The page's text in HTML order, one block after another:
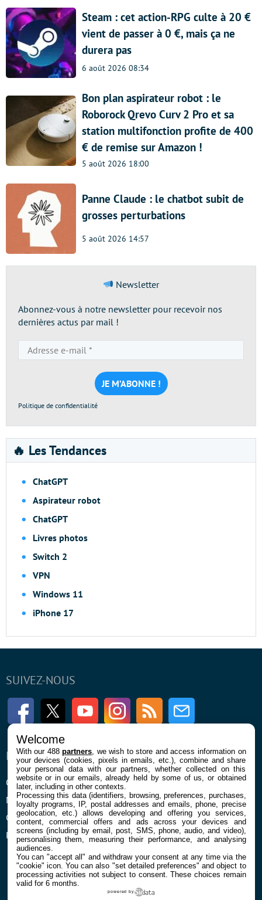
Steam : cet action-RPG culte à 20 €
vient de passer à 0 €, mais ça ne
durera pas
6 août 2026 08:34
Bon plan aspirateur robot : le
Roborock Qrevo Curv 2 Pro et sa
station multifonction profite de 400
€ de remise sur Amazon !
5 août 2026 18:00
Panne Claude : le chatbot subit de
grosses perturbations
5 août 2026 14:57
Newsletter
Abonnez-vous à notre newsletter pour recevoir nos
dernières actus par mail !
e-
mail
*
Politique de confidentialité
🔥 Les Tendances
ChatGPT
Aspirateur robot
ChatGPT
Livres photos
Switch 2
VPN
Windows 11
iPhone 17
SUIVEZ-NOUS
FacebookTwitter Youtube InstagramRSS Newsletter
ENTREPRISE
Qui sommes nous
Mentions légales et CGU
Confidentialité et Cookies
Préférences cookies
À PROPOS
La rédaction
Contact
Welcome
With our 488partners , we wish to store and access information on
your devices (cookies, pixels in emails, etc.), combine and share
your personal data with our partners, whether collected on this
website or in our emails, already held by some of us, or obtained
later, including in other contexts.
Processing this data (identifiers, browsing, preferences, purchases,
loyalty programs, IP, postal addresses and emails, phone, precise
geolocation, etc.) allows developing and offering you services,
content, commercial offers and ads across your devices and
screens (including by email, post, SMS, phone, audio, and video),
personalising them, measuring their performance, and analysing
audiences.
You can "accept all" and withdraw your consent at any time via the
"cookie" icon. You can also "set detailed preferences" and object to
processing activities not subject to consent. These choices remain
valid for 6 months.
powered by